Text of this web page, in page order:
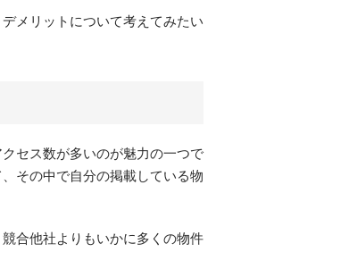
メリットについて考えてみたい
セス数が多いのが魅力の一つで
その中で自分の掲載している物
合他社よりもいかに多くの物件